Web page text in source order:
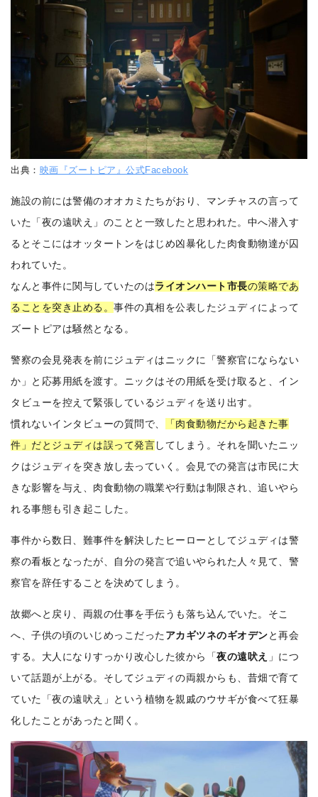
出典： 映画『ズートピア』公式Facebook
施設の前には警備のオオカミたちがおり、マンチャスの言って
いた「夜の遠吠え」のことと一致したと思われた。中へ潜入す
るとそこにはオッタートンをはじめ凶暴化した肉食動物達が囚
われていた。
なんと事件に関与していたのはライオンハート市長の策略であ
ることを突き止める。事件の真相を公表したジュディによって
ズートピアは騒然となる。
警察の会見発表を前にジュディはニックに「警察官にならない
か」と応募用紙を渡す。ニックはその用紙を受け取ると、イン
タビューを控えて緊張しているジュディを送り出す。
慣れないインタビューの質問で、
「肉食動物だから起きた事
件」だとジュディは誤って発言してしまう。それを聞いたニッ
クはジュディを突き放し去っていく。会見での発言は市民に大
きな影響を与え、肉食動物の職業や行動は制限され、追いやら
れる事態も引き起こした。
事件から数日、難事件を解決したヒーローとしてジュディは警
察の看板となったが、自分の発言で追いやられた人々見て、警
察官を辞任することを決めてしまう。
故郷へと戻り、両親の仕事を手伝うも落ち込んでいた。そこ
へ、子供の頃のいじめっこだったアカギツネのギオデンと再会
する。大人になりすっかり改心した彼から「夜の遠吠え
」につ
いて話題が上がる。そしてジュディの両親からも、昔畑で育て
ていた「夜の遠吠え」という植物を親戚のウサギが食べて狂暴
化したことがあったと聞く。